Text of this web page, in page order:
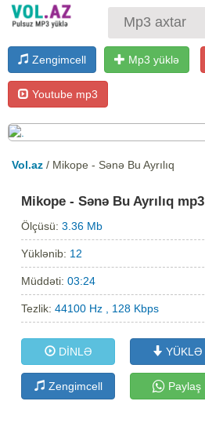
Zengimcell Mp3 yüklə
Youtube mp3
Vol.az / Mikope - Sənə Bu Ayrılıq
Mikope - Sənə Bu Ayrılıq mp3
Ölçüsü:3.36 Mb
Yüklənib: 12
Müddəti:03:24
Tezlik:44100 Hz , 128 Kbps
DİNLƏ YÜKLƏ
Zengimcell Paylaş